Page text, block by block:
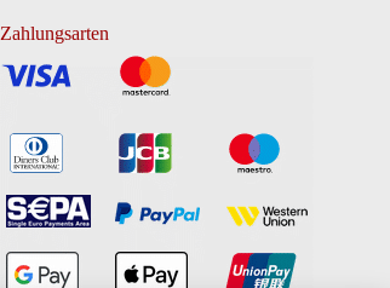
Zahlungsarten